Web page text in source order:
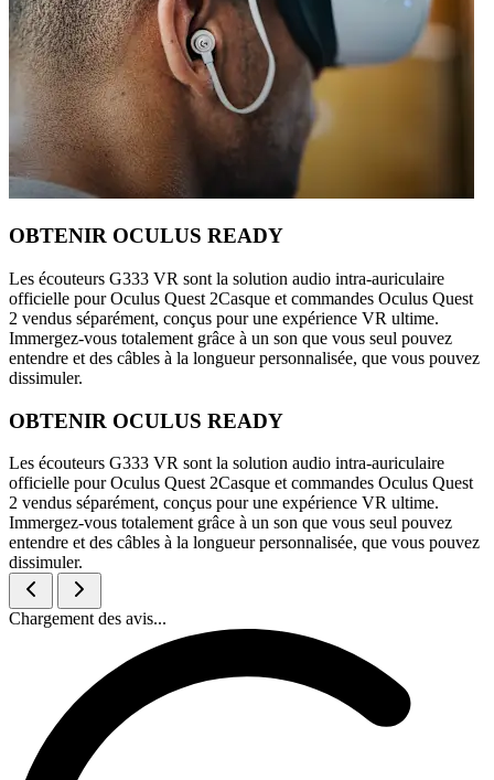
OBTENIR OCULUS READY
Les écouteurs G333 VR sont la solution audio intra-auriculaire
officielle pour Oculus Quest 2Casque et commandes Oculus Quest
2 vendus séparément, conçus pour une expérience VR ultime.
Immergez-vous totalement grâce à un son que vous seul pouvez
entendre et des câbles à la longueur personnalisée, que vous pouvez
dissimuler.
OBTENIR OCULUS READY
Les écouteurs G333 VR sont la solution audio intra-auriculaire
officielle pour Oculus Quest 2Casque et commandes Oculus Quest
2 vendus séparément, conçus pour une expérience VR ultime.
Immergez-vous totalement grâce à un son que vous seul pouvez
entendre et des câbles à la longueur personnalisée, que vous pouvez
dissimuler.
Chargement des avis...